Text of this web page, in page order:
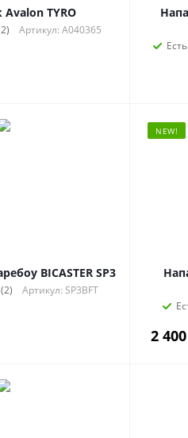
TYRO
Артикул: A040365
BICASTER SP3
Артикул: SP3BFT
NEW!
2 400